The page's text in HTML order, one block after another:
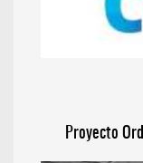
Proyecto